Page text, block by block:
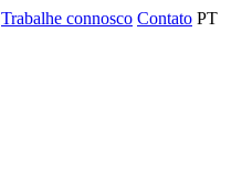
Trabalhe connosco Contato PT